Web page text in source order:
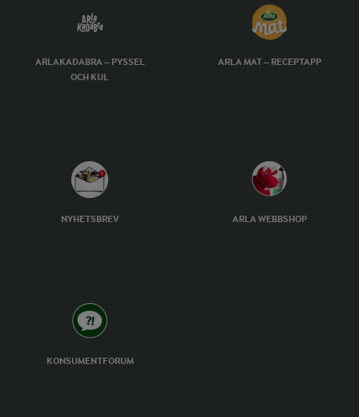
ARLAKADABRA – PYSSEL
OCH KUL
ARLA MAT – RECEPTAPP
NYHETSBREV ARLA WEBBSHOP
KONSUMENTFORUM